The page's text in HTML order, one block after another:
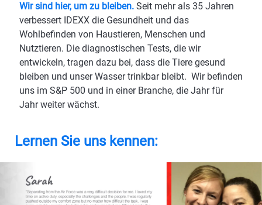
Wir sind hier, um zu bleiben. Seit mehr als 35 Jahren
verbessert IDEXX die Gesundheit und das
Wohlbefinden von Haustieren, Menschen und
Nutztieren. Die diagnostischen Tests, die wir
entwickeln, tragen dazu bei, dass die Tiere gesund
bleiben und unser Wasser trinkbar bleibt. Wir befinden
uns im S&P 500 und in einer Branche, die Jahr für
Jahr weiter wächst.
Lernen Sie uns kennen: